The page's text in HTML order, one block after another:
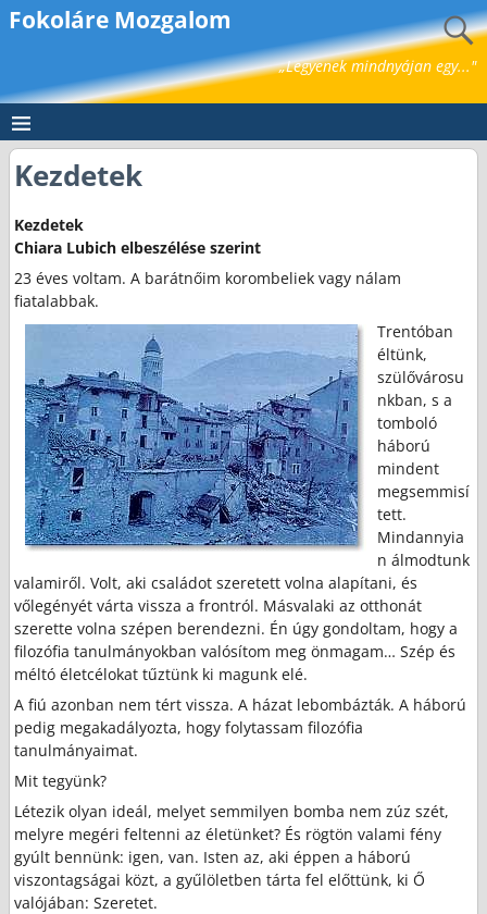
Fokoláre Mozgalom
„Legyenek mindnyájan egy..."
Kezdetek
Kezdetek
Chiara Lubich elbeszélése szerint
23 éves voltam. A barátnőim korombeliek vagy nálam
fiatalabbak.
Trentóban
éltünk,
szülővárosu
nkban, s a
tomboló
háború
mindent
megsemmisí
tett.
Mindannyia
n álmodtunk
valamiről. Volt, aki családot szeretett volna alapítani, és
vőlegényét várta vissza a frontról. Másvalaki az otthonát
szerette volna szépen berendezni. Én úgy gondoltam, hogy a
filozófia tanulmányokban valósítom meg önmagam… Szép és
méltó életcélokat tűztünk ki magunk elé.
A fiú azonban nem tért vissza. A házat lebombázták. A háború
pedig megakadályozta, hogy folytassam filozófia
tanulmányaimat.
Mit tegyünk?
Létezik olyan ideál, melyet semmilyen bomba nem zúz szét,
melyre megéri feltenni az életünket? És rögtön valami fény
gyúlt bennünk: igen, van. Isten az, aki éppen a háború
viszontagságai közt, a gyűlöletben tárta fel előttünk, ki Ő
valójában: Szeretet.